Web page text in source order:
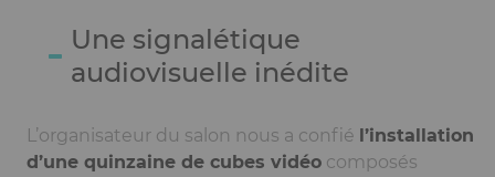
CkeditorUne signalétique
audiovisuelle inédite
L’organisateur du salon nous a confié l’installation
d’une quinzaine de cubes vidéo composés